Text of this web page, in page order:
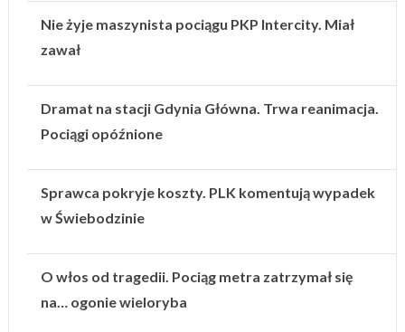
Nie żyje maszynista pociągu PKP Intercity. Miał
zawał
Dramat na stacji Gdynia Główna. Trwa reanimacja.
Pociągi opóźnione
Sprawca pokryje koszty. PLK komentują wypadek
w Świebodzinie
O włos od tragedii. Pociąg metra zatrzymał się
na… ogonie wieloryba